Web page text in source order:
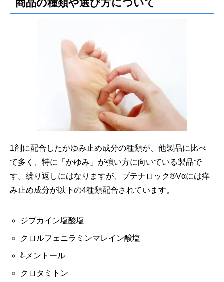
商品の種類や選び方について
1剤に配合したかゆみ止め成分の種類が、他製品に比べ
て多く、 特に「かゆみ」が強い方に向いている製品で
す。 繰り返しにはなりますが、ブテナロック®Vαには痒
み止め成分が以下の4種類配合されています。
ジブカイン塩酸塩
クロルフェニラミンマレイン酸塩
ℓ-メントール
クロタミトン